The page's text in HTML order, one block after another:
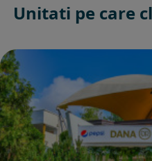
Unitati pe care